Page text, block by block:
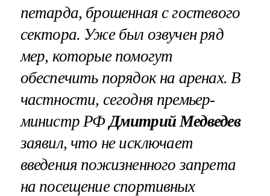
петарда, брошенная с гостевого
сектора. Уже был озвучен ряд
мер, которые помогут
обеспечить порядок на аренах. В
частности, сегодня премьер-
министр РФДмитрий Медведев
заявил, что не исключает
введения пожизненного запрета
на посещение спортивных